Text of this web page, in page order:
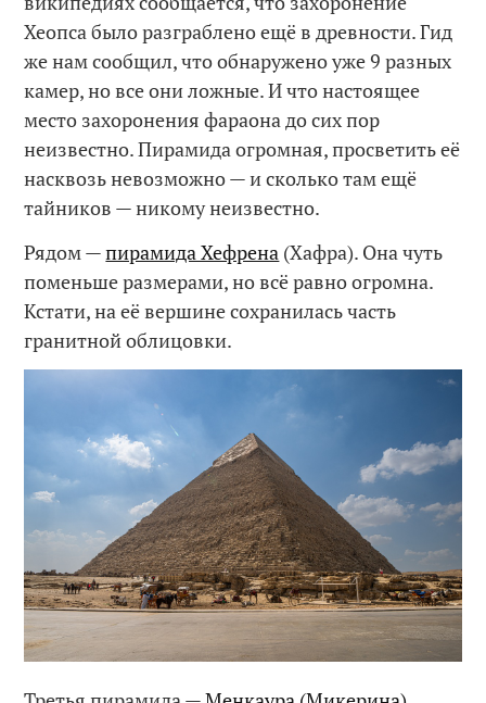
Хеопса было разграблено ещё в древности. Гид
же нам сообщил, что обнаружено уже 9 разных
камер, но все они ложные. И что настоящее
место захоронения фараона до сих пор
неизвестно. Пирамида огромная, просветить её
насквозь невозможно — и сколько там ещё
тайников — никому неизвестно.
Рядом —пирамида Хефрена (Хафра). Она чуть
поменьше размерами, но всё равно огромна.
Кстати, на её вершине сохранилась часть
гранитной облицовки.